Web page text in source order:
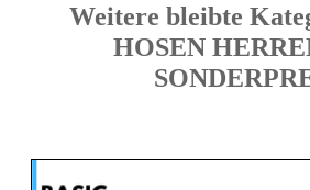
Weitere bleibte
HOSEN